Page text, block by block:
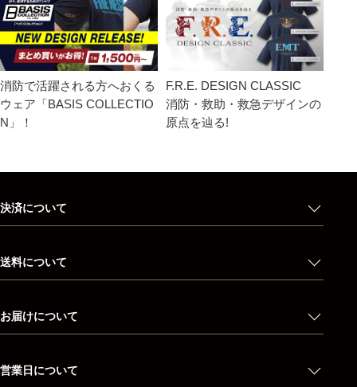
消防で活躍される方へおくる
ウェア「BASIS COLLECTIO
N」！
F.R.E. DESIGN CLASSIC
消防・救助・救急デザインの
原点を辿る!
決済について
送料について
お届けについて
営業日について